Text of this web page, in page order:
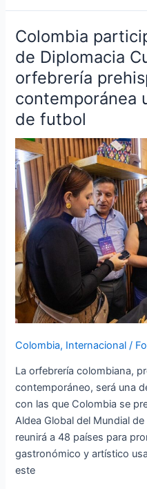
Colombia
de Diplomacia
orfebrería
contemporánea
de futbol
Colombia, Internacional /
La orfebrería colombiana,
contemporáneo, será una
con las que Colombia se
Aldea Global del Mundial
reunirá a 48 países para
gastronómico y artístico
este
Colombia
participa
en
la
Iniciativa
de
Cultural
2026:
la
orfebrería
prehispánica
y
contemporánea
usando
el
Mundial
de